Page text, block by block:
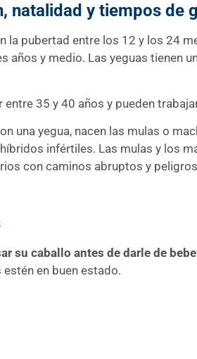
natalidad y tiempos de
la pubertad entre los 12 y los 24
años y medio. Las yeguas tienen
entre 35 y 40 años y pueden
una yegua, nacen las mulas o
infértiles. Las mulas y los
con caminos abruptos y
su caballo antes de darle de
en buen estado.